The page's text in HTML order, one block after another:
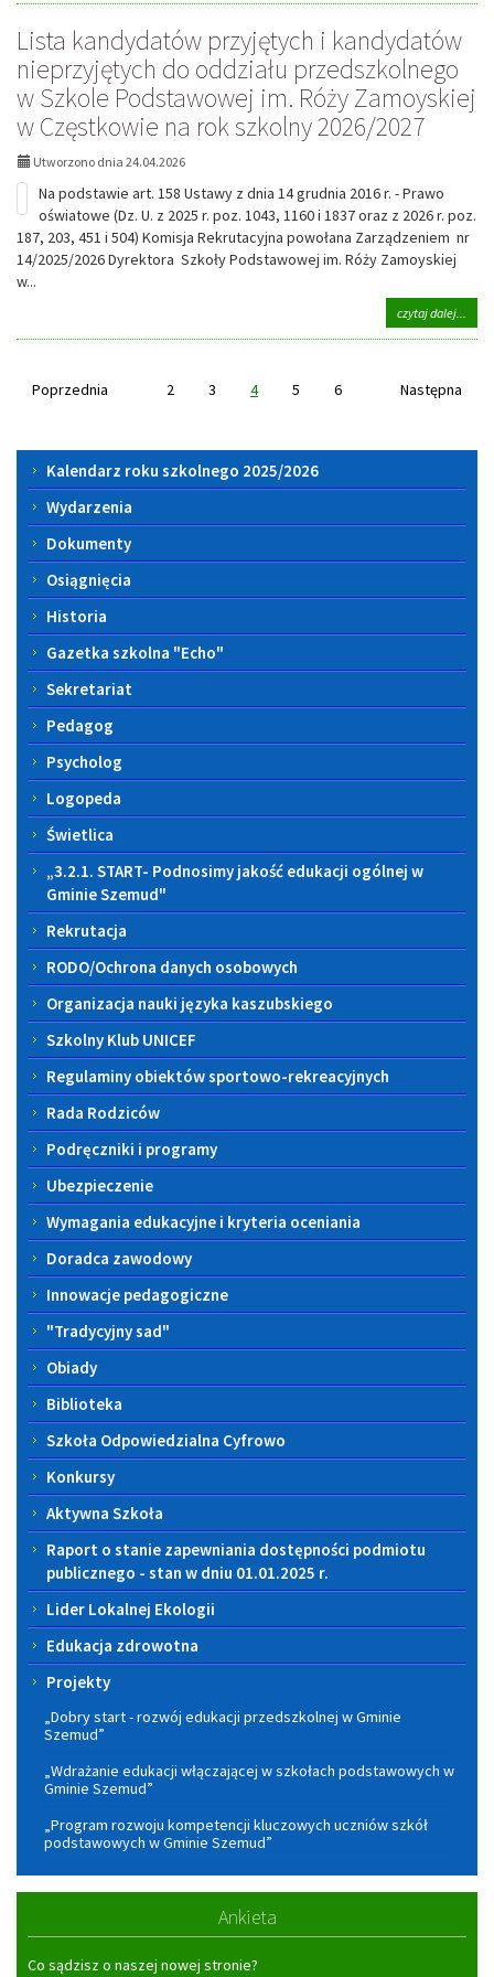
im.
Róży
rok
Lista kandydatów przyjętych i kandydatów
nieprzyjętych do oddziału przedszkolnego
w Szkole Podstawowej im. Róży Zamoyskiej
w Częstkowie na rok szkolny 2026/2027
Utworzono dnia 24.04.2026
Na podstawie art. 158 Ustawy z dnia 14 grudnia 2016 r. - Prawo
oświatowe (Dz. U. z 2025 r. poz. 1043, 1160 i 1837 oraz z 2026 r. poz.
187, 203, 451 i 504) Komisja Rekrutacyjna powołana Zarządzeniem nr
14/2025/2026 Dyrektora Szkoły Podstawowej im. Róży Zamoyskiej
w...
czytaj dalej...
Róży
w
na
Poprzednia 2 3 4 5 6 Następna
Menu
boczne
Kalendarz roku szkolnego 2025/2026
Wydarzenia
Dokumenty
Osiągnięcia
Historia
Gazetka szkolna "Echo"
Sekretariat
Pedagog
Psycholog
Logopeda
Świetlica
„3.2.1. START- Podnosimy jakość edukacji ogólnej w
Gminie Szemud"
Rekrutacja
RODO/Ochrona danych osobowych
Organizacja nauki języka kaszubskiego
Szkolny Klub UNICEF
Regulaminy obiektów sportowo-rekreacyjnych
Rada Rodziców
Podręczniki i programy
Ubezpieczenie
Wymagania edukacyjne i kryteria oceniania
Doradca zawodowy
Innowacje pedagogiczne
"Tradycyjny sad"
Obiady
Biblioteka
Szkoła Odpowiedzialna Cyfrowo
Konkursy
Aktywna Szkoła
Raport o stanie zapewniania dostępności podmiotu
publicznego - stan w dniu 01.01.2025 r.
Lider Lokalnej Ekologii
Edukacja zdrowotna
Projekty
„Dobry start - rozwój edukacji przedszkolnej w Gminie
Szemud”
„Wdrażanie edukacji włączającej w szkołach podstawowych w
Gminie Szemud”
„Program rozwoju kompetencji kluczowych uczniów szkół
podstawowych w Gminie Szemud”
Ankieta
Co sądzisz o naszej nowej stronie?